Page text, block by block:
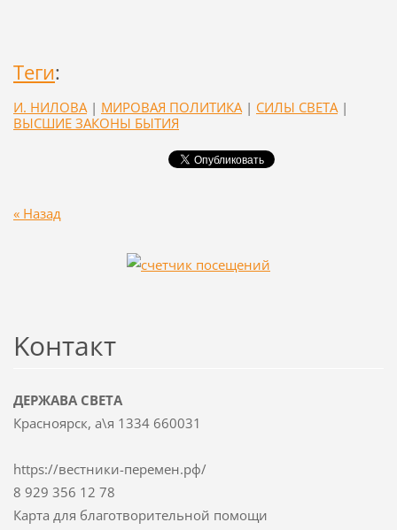
Теги:
И. НИЛОВА | МИРОВАЯ ПОЛИТИКА | СИЛЫ СВЕТА |
ВЫСШИЕ ЗАКОНЫ БЫТИЯ
« Назад
Koнтакт
ДЕРЖАВА СВЕТА
Красноярск, а\я 1334 660031
https://вестники-перемен.рф/
8 929 356 12 78
Карта для благотворительной помощи